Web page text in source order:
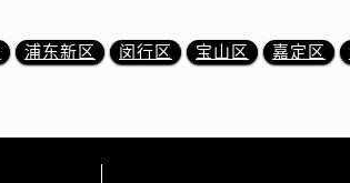
浦东新区 闵行区 宝山区 嘉定区